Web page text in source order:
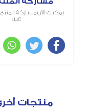
يمكنك الآن مشاركة
عبر:
منتجات